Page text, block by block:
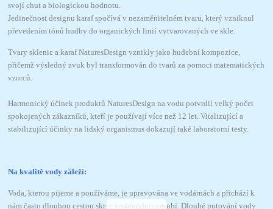
svojí chut a biologickou hodnotu.
Jedinečnost designu karaf spočívá v nezaměnitelném tvaru, který vzniknul
převedením tónů hudby do organických linií vytvarovaných ve skle.
Tvary sklenic a karaf NaturesDesign vznikly jako hudební kompozice,
přičemž výsledný zvuk byl transformován do tvarů za pomoci matematických
vzorců.
Harmonický účinek produktů NaturesDesign na vodu potvrdil velký počet
spokojených zákazníků, kteří je používají více než 12 let. Vitalizující a
stabilizující účinky na lidský organismus dokazují také laboratorní testy.
Na kvalitě vody záleží:
Voda, kterou pijeme a používáme, je upravována ve vodárnách a přichází k
nám často dlouhou cestou skrze vodovodní potrubí. Dlouhé putování vody